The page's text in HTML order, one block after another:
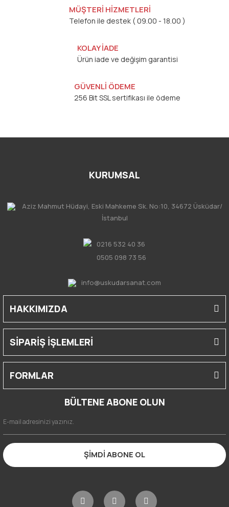
MÜŞTERİ HİZMETLERİ
Telefon ile destek ( 09.00 - 18.00 )
KOLAY İADE
Ürün iade ve değişim garantisi
GÜVENLİ ÖDEME
256 Bit SSL sertifikası ile ödeme
KURUMSAL
Aziz Mahmut Hüdayi, Eski Mahkeme Sk. No:10, 34672 Üsküdar/
İstanbul
0216 532 40 36
0505 098 73 56
info@uskudarsanat.com
HAKKIMIZDA
SİPARİŞ İŞLEMLERİ
FORMLAR
BÜLTENE ABONE OLUN
ŞİMDİ ABONE OL